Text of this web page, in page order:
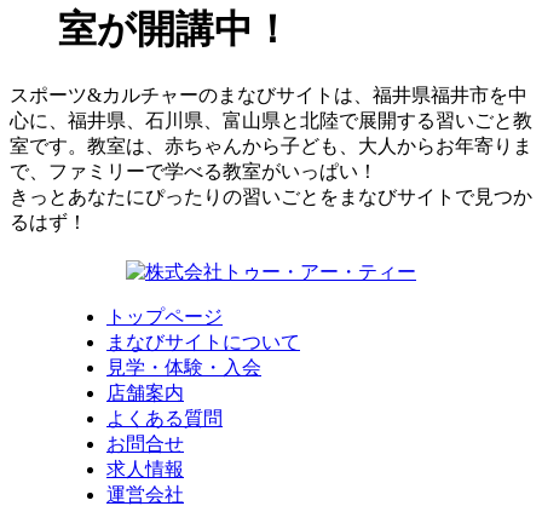
室が開講中！
スポーツ&カルチャーのまなびサイトは、福井県福井市を中
心に、福井県、石川県、富山県と北陸で展開する習いごと教
室です。教室は、赤ちゃんから子ども、大人からお年寄りま
で、ファミリーで学べる教室がいっぱい！
きっとあなたにぴったりの習いごとをまなびサイトで見つか
るはず！
トップページ
まなびサイトについて
見学・体験・入会
店舗案内
よくある質問
お問合せ
求人情報
運営会社